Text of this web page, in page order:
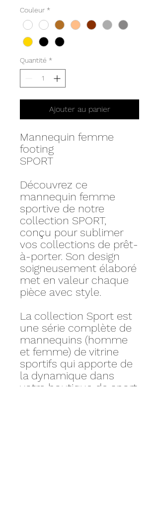
Couleur *
Quantité *
Ajouter au panier
Mannequin femme
footing
SPORT
Découvrez ce
mannequin femme
sportive de notre
collection SPORT,
conçu pour sublimer
vos collections de prêt-
à-porter. Son design
soigneusement élaboré
met en valeur chaque
pièce avec style.
La collection Sport est
une série complète de
mannequins (homme
et femme) de vitrine
sportifs qui apporte de
la dynamique dans
votre boutique de sport.